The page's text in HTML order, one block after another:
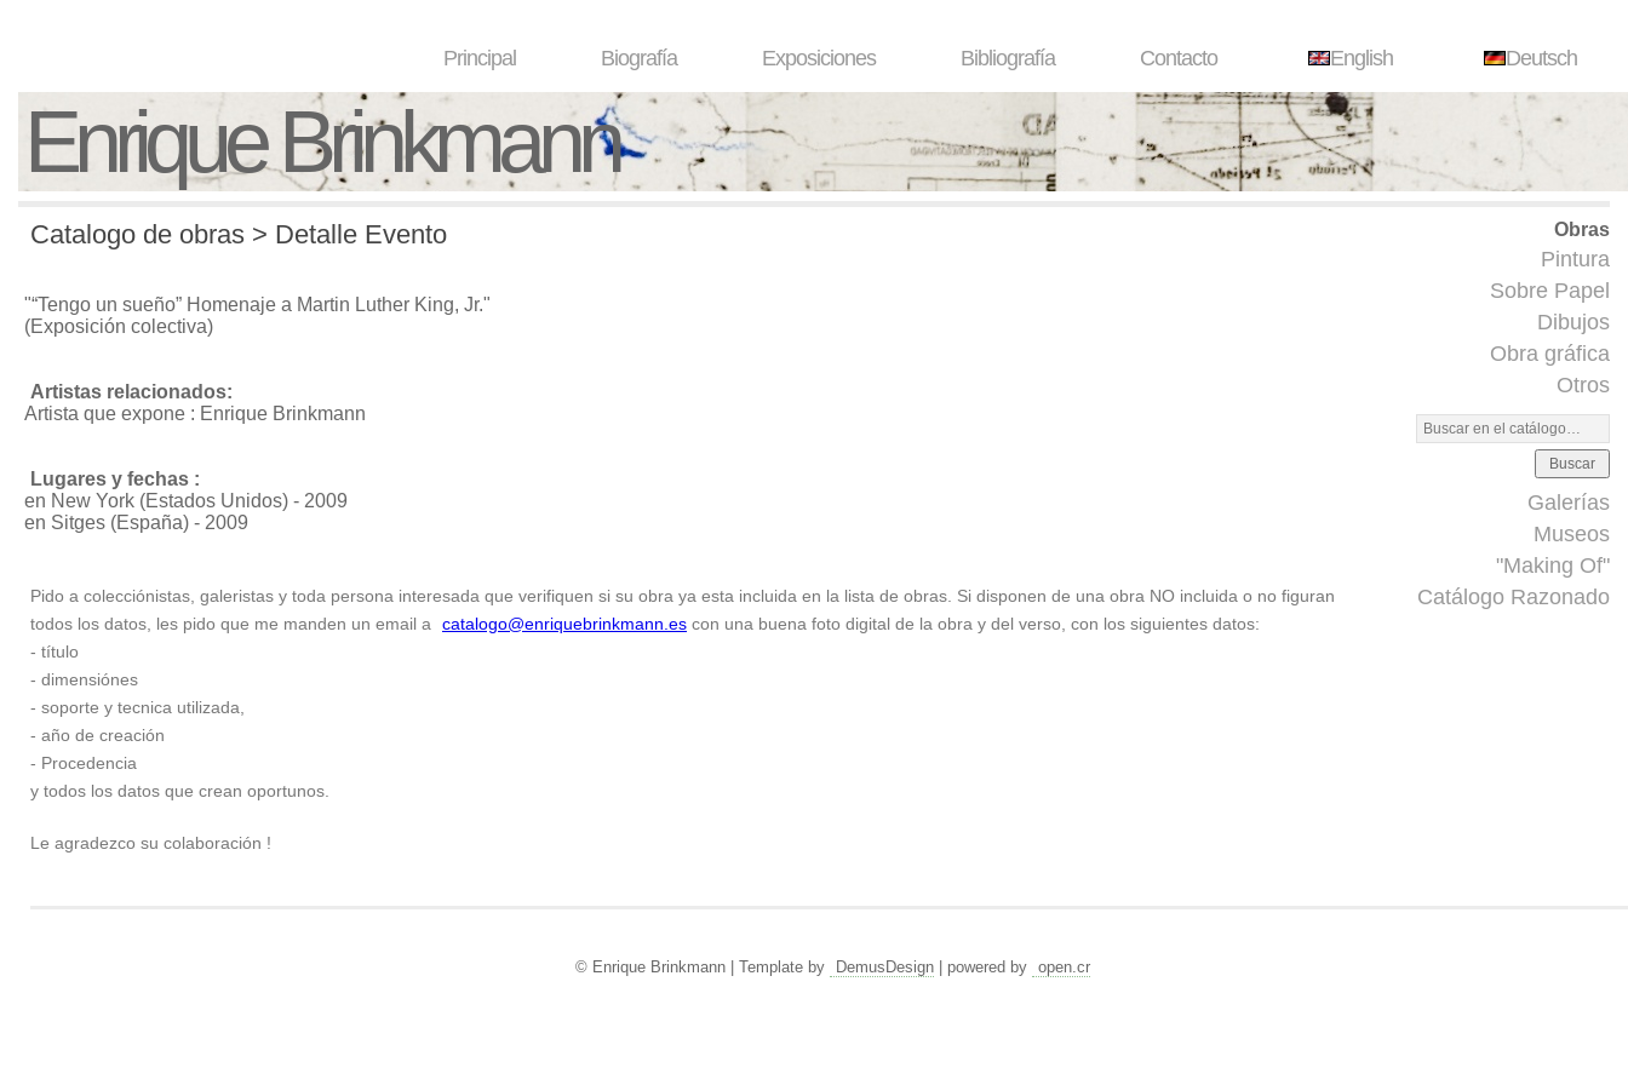
Principal Biografía Exposiciones Bibliografía Contacto English Deutsch
Enrique Brinkmann
Obras
Pintura
Sobre Papel
Dibujos
Obra gráfica
Otros
Buscar
Galerías
Museos
"Making Of"
Catálogo Razonado
Catalogo de obras > Detalle Evento
"“Tengo un sueño” Homenaje a Martin Luther King, Jr."
(Exposición colectiva)
Artistas relacionados:
Artista que expone : Enrique Brinkmann
Lugares y fechas :
en New York (Estados Unidos) - 2009
en Sitges (España) - 2009
Pido a colecciónistas, galeristas y toda persona interesada que verifiquen si su obra ya esta incluida en la lista de obras. Si disponen de una obra NO incluida o no figuran
todos los datos, les pido que me manden un email a
catalogo@enriquebrinkmann.es con una buena foto digital de la obra y del verso, con los siguientes datos:
- título
- dimensiónes
- soporte y tecnica utilizada,
- año de creación
- Procedencia
y todos los datos que crean oportunos.
Le agradezco su colaboración !
© Enrique Brinkmann | Template by DemusDesign| powered by open.cr